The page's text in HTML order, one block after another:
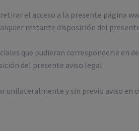
el acceso a la presente página
restante disposición del
que pudieran corresponderle en
del presente aviso legal.
unilateralmente y sin previo aviso